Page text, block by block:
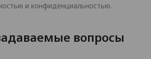
и конфиденциальностью.
вопросы